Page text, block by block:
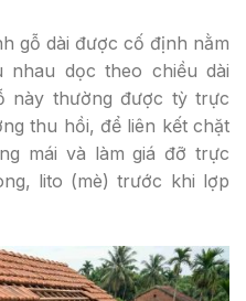
gỗ dài được cố định nằm
nhau dọc theo chiều dài
này thường được tỳ trực
thu hồi, để liên kết chặt
mái và làm giá đỡ trực
lito (mè) trước khi lợp